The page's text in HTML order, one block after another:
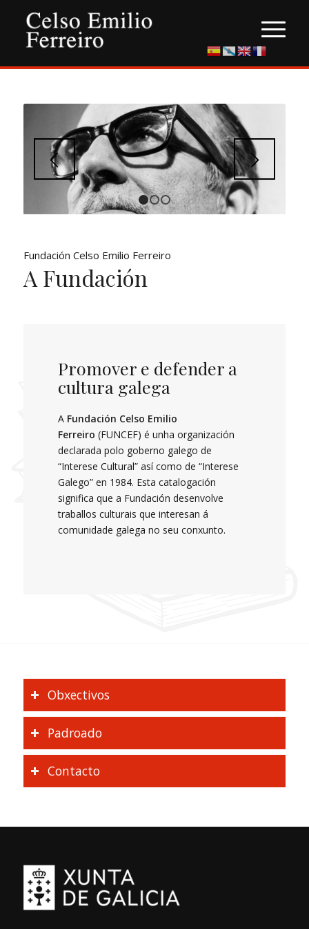
1 2 3
Fundación Celso Emilio Ferreiro
A Fundación
Promover e defender a
cultura galega
A Fundación Celso Emilio
Ferreiro (FUNCEF) é unha organización
declarada polo goberno galego de
“Interese Cultural” así como de “Interese
Galego” en 1984. Esta catalogación
significa que a Fundación desenvolve
traballos culturais que interesan á
comunidade galega no seu conxunto.
Obxectivos
Padroado
Contacto